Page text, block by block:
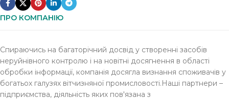
ПРО КОМПАНІЮ
Спираючись на багаторічний досвід у створенні засобів
неруйнівного контролю і на новітні досягнення в області
обробки інформації, компанія досягла визнання споживачів у
богатьох галузях вітчизняної промисловості.Наші партнери –
підприємства, діяльність яких пов'язана з